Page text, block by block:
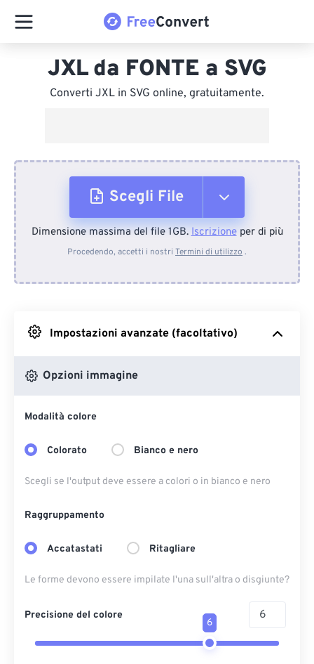
JXL da FONTE a SVG
Converti JXL in SVG online, gratuitamente.
Scegli File
Dal dispositivo
Da Google Drive
Dimensione massima del file 1GB.Iscrizioneper di più
Procedendo, accetti i nostri Termini di utilizzo .
Impostazioni avanzate (facoltativo)
Opzioni immagine
Modalità colore
Colorato Bianco e nero
Scegli se l'output deve essere a colori o in bianco e nero
Raggruppamento
Accatastati Ritagliare
Le forme devono essere impilate l'una sull'altra o disgiunte?
Precisione del colore
6